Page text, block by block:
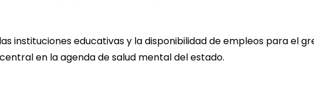
instituciones educativas y la disponibilidad de empleos para el
en la agenda de salud mental del estado.